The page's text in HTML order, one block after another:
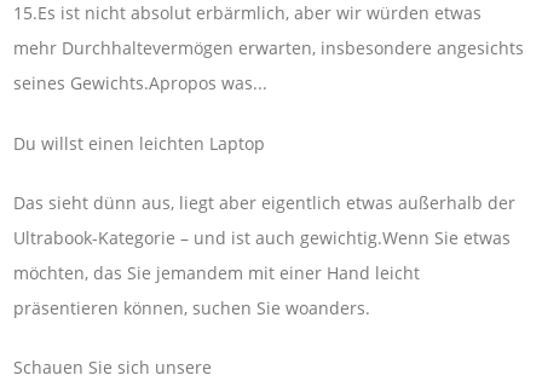
15.Es ist nicht absolut erbärmlich, aber wir würden etwas
mehr Durchhaltevermögen erwarten, insbesondere angesichts
seines Gewichts.Apropos was...
Du willst einen leichten Laptop
Das sieht dünn aus, liegt aber eigentlich etwas außerhalb der
Ultrabook-Kategorie – und ist auch gewichtig.Wenn Sie etwas
möchten, das Sie jemandem mit einer Hand leicht
präsentieren können, suchen Sie woanders.
Schauen Sie sich unsere